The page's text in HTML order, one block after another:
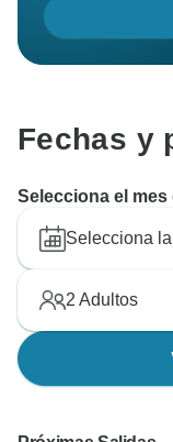
Fechas y
Selecciona el
Selecciona
2 Adultos